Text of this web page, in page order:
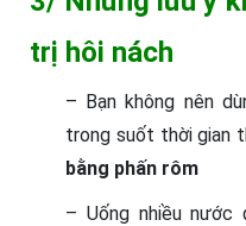
trị hôi nách
– Bạn không nên
trong suốt thời gian
bằng phấn rôm
– Uống nhiều